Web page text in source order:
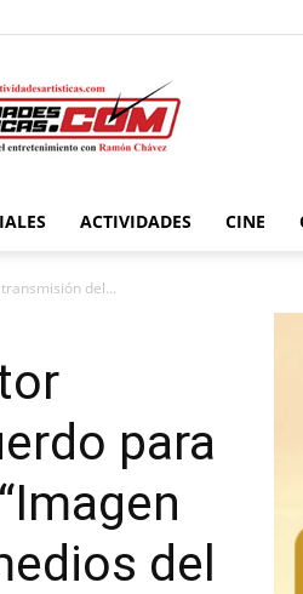
Actividadesartisticas.com
ACTIVIDADES CINE
del...
para
del